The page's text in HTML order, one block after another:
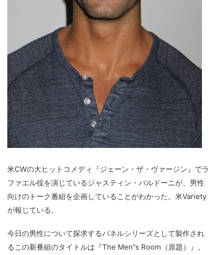
米CWの大ヒットコメディ『ジェーン・ザ・ヴァージン』でラ
ファエル役を演じているジャスティン・バルドーニが、男性
向けのトーク番組を企画していることがわかった。米Variety
が報じている。
今日の男性について探求するパネルシリーズとして製作され
るこの新番組のタイトルは『The Men”s Room（原題）』。